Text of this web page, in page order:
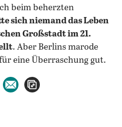
beim beherzten
sich niemand das Leben
Großstadt im 21.
. Aber Berlins marode
eine Überraschung gut.
teilen
per WhatsApp teilen
per E-Mail teilen